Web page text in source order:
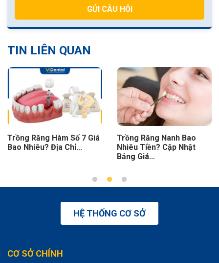
GỬI CÂU HỎI
TIN LIÊN QUAN
Trồng Răng Hàm Số 7 Giá
Bao Nhiêu? Địa Chỉ...
Trồng Răng Nanh Bao
Nhiêu Tiền? Cập Nhật
Bảng Giá...
HỆ THỐNG CƠ SỞ
CƠ SỞ CHÍNH